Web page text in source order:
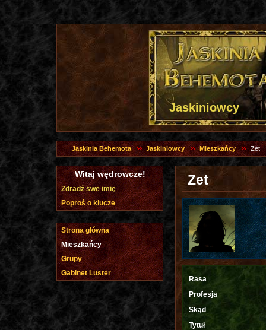
Jaskiniowcy
Jaskinia Behemota Jaskiniowcy Mieszkańcy Zet
Zet
Rasa
Profesja
Skąd
Tytuł
Witaj wędrowcze!
Zdradź swe imię
Poproś o klucze
Strona główna
Mieszkańcy
Grupy
Gabinet Luster